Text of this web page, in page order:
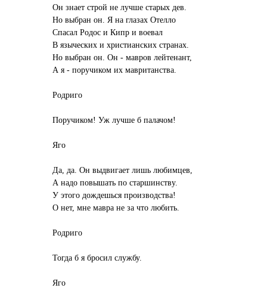
Он знает строй не лучше старых дев.
Но выбран он. Я на глазах Отелло
Спасал Родос и Кипр и воевал
В языческих и христианских странах.
Но выбран он. Он - мавров лейтенант,
А я - поручиком их мавританства.
Родриго
Поручиком! Уж лучше б палачом!
Яго
Да, да. Он выдвигает лишь любимцев,
А надо повышать по старшинству.
У этого дождешься производства!
О нет, мне мавра не за что любить.
Родриго
Тогда б я бросил службу.
Яго